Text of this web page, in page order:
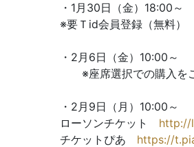
・1月30日（金）18:00
※要Ｔid会員登録（無料）
・2月6日（金）10:00
※座席選択での購入をご
・2月9日（月）10:00
ローソンチケット http://
チケットぴあ https://